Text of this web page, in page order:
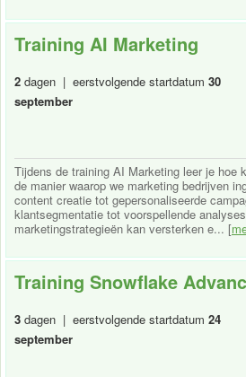
Training AI Marketing
2 dagen | eerstvolgende startdatum 30
september
Tijdens de training AI Marketing leer je hoe
de manier waarop we marketing bedrijven
content creatie tot gepersonaliseerde
klantsegmentatie tot voorspellende
marketingstrategieën kan versterken e... [
Training Snowflake
3 dagen | eerstvolgende startdatum 24
september